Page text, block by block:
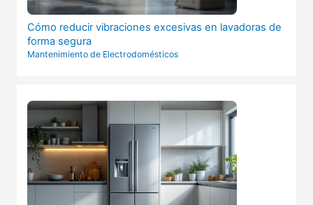
Cómo reducir vibraciones excesivas en lavadoras de
forma segura
Mantenimiento de Electrodomésticos